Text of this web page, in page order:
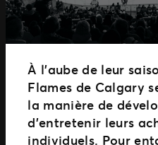
À l’aube de leur
Flames de Calgary
la manière de
d’entretenir leurs
individuels. Pour